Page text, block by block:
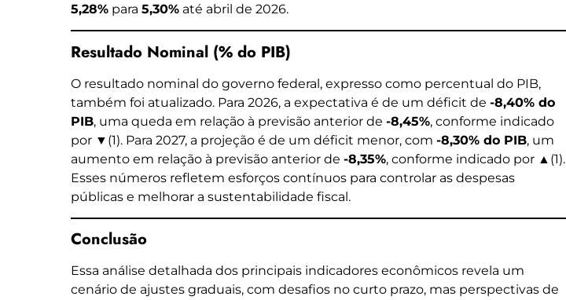
5,28% para 5,30% até abril de 2026.
Resultado Nominal (% do PIB)
O resultado nominal do governo federal, expresso como percentual do PIB,
também foi atualizado. Para 2026, a expectativa é de um déficit de -8,40% do
PIB, uma queda em relação à previsão anterior de -8,45%, conforme indicado
por ▼(1). Para 2027, a projeção é de um déficit menor, com -8,30% do PIB, um
aumento em relação à previsão anterior de -8,35%, conforme indicado por ▲(1).
Esses números refletem esforços contínuos para controlar as despesas
públicas e melhorar a sustentabilidade fiscal.
Conclusão
Essa análise detalhada dos principais indicadores econômicos revela um
cenário de ajustes graduais, com desafios no curto prazo, mas perspectivas de